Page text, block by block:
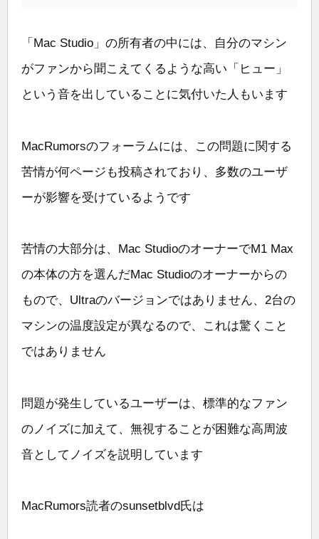
「Mac Studio」の所有者の中には、自分のマシン
がファンから聞こえてくるような高い「ヒュー」
という音を出していることに気付いた人もいます
MacRumorsのフォーラムには、この問題に関する
苦情が何ページも投稿されており、多数のユーザ
ーが影響を受けているようです
苦情の大部分は、Mac StudioのオーナーでM1 Max
の本体の方を選んだMac Studioのオーナーからの
もので、Ultraのバージョンではありません、2台の
マシンの温度設定が異なるので、これは驚くこと
ではありません
問題が発生しているユーザーは、標準的なファン
のノイズに加えて、無視することが困難な高周波
音としてノイズを説明しています
MacRumors読者のsunsetblvd氏は